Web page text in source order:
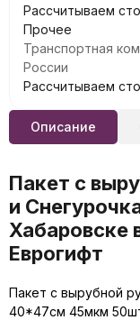
Рассчитываем
Прочее
Транспортная
России
Рассчитываем
Описание
Пакет с
и
Хабаровске
Еврогифт
Пакет с вырубной
40*47см 45мкм